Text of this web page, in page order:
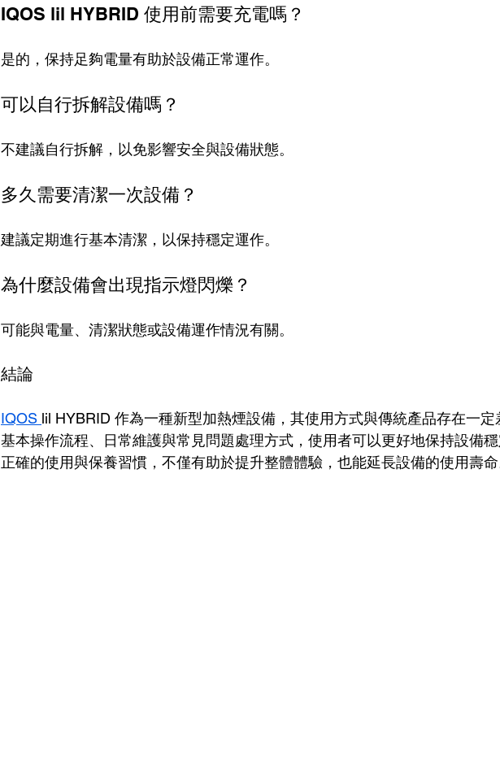
IQOS lil HYBRID 使用前需要充電嗎？
是的，保持足夠電量有助於設備正常運作。
可以自行拆解設備嗎？
不建議自行拆解，以免影響安全與設備狀態。
多久需要清潔一次設備？
建議定期進行基本清潔，以保持穩定運作。
為什麼設備會出現指示燈閃爍？
可能與電量、清潔狀態或設備運作情況有關。
結論
IQOS lil HYBRID 作為一種新型加熱煙設備，其使用方式與傳統產品存在一
基本操作流程、日常維護與常見問題處理方式，使用者可以更好地保持設備穩
正確的使用與保養習慣，不僅有助於提升整體體驗，也能延長設備的使用壽命